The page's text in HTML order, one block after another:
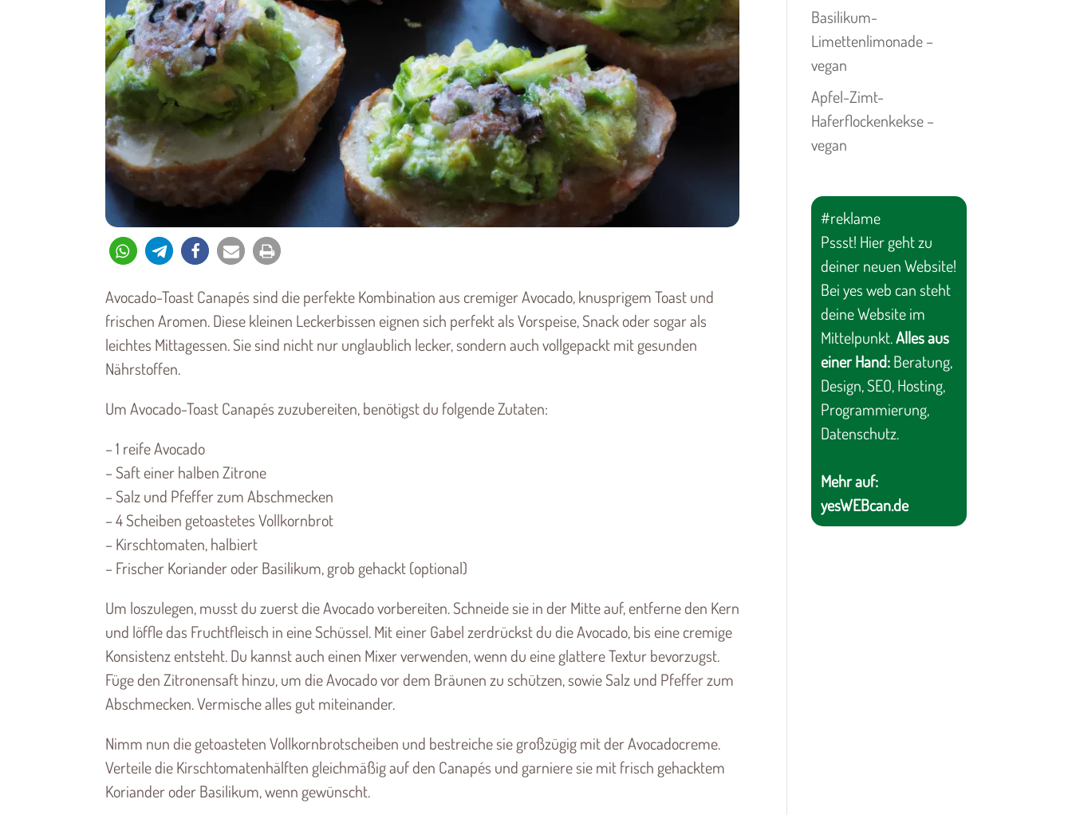
Avocado-Toast Canapés sind die perfekte Kombination aus cremiger Avocado, knusprigem Toast und
frischen Aromen. Diese kleinen Leckerbissen eignen sich perfekt als Vorspeise, Snack oder sogar als
leichtes Mittagessen. Sie sind nicht nur unglaublich lecker, sondern auch vollgepackt mit gesunden
Nährstoffen.
Um Avocado-Toast Canapés zuzubereiten, benötigst du folgende Zutaten:
– 1 reife Avocado
– Saft einer halben Zitrone
– Salz und Pfeffer zum Abschmecken
– 4 Scheiben getoastetes Vollkornbrot
– Kirschtomaten, halbiert
– Frischer Koriander oder Basilikum, grob gehackt (optional)
Um loszulegen, musst du zuerst die Avocado vorbereiten. Schneide sie in der Mitte auf, entferne den Kern
und löffle das Fruchtfleisch in eine Schüssel. Mit einer Gabel zerdrückst du die Avocado, bis eine cremige
Konsistenz entsteht. Du kannst auch einen Mixer verwenden, wenn du eine glattere Textur bevorzugst.
Füge den Zitronensaft hinzu, um die Avocado vor dem Bräunen zu schützen, sowie Salz und Pfeffer zum
Abschmecken. Vermische alles gut miteinander.
Nimm nun die getoasteten Vollkornbrotscheiben und bestreiche sie großzügig mit der Avocadocreme.
Verteile die Kirschtomatenhälften gleichmäßig auf den Canapés und garniere sie mit frisch gehacktem
Koriander oder Basilikum, wenn gewünscht.
Basilikum-
Limettenlimonade –
vegan
Apfel-Zimt-
Haferflockenkekse –
vegan
#reklame
Pssst! Hier geht zu
deiner neuen Website!
Bei yes web can steht
deine Website im
Mittelpunkt.Alles aus
einer Hand:Beratung,
Design, SEO, Hosting,
Programmierung,
Datenschutz.
Mehr auf:
yesWEBcan.de